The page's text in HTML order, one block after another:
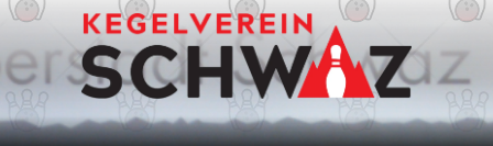
Springe
Inhalt